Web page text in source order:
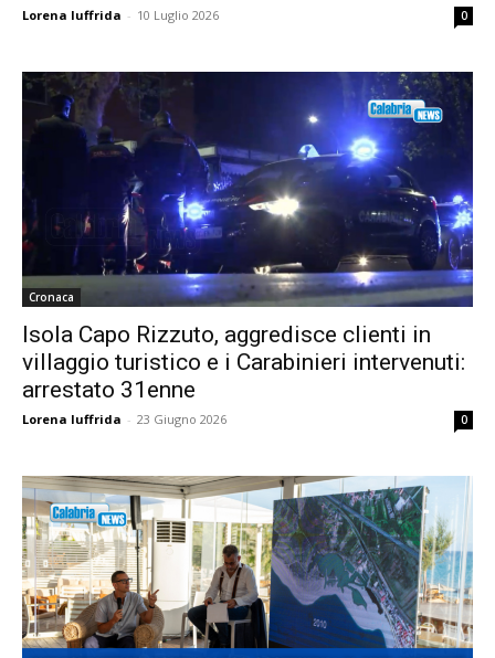
Lorena Iuffrida - 10 Luglio 2026 0
Cronaca
Isola Capo Rizzuto, aggredisce clienti in
villaggio turistico e i Carabinieri intervenuti:
arrestato 31enne
Lorena Iuffrida - 23 Giugno 2026 0